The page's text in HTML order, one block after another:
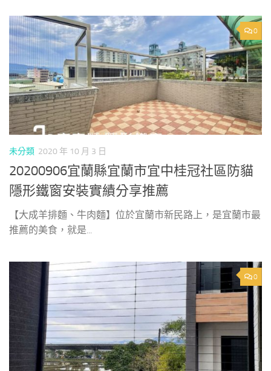
0
未分類 2020 年 10 月 3 日
20200906宜蘭縣宜蘭市宜中桂冠社區防貓
隱形鐵窗安裝實績分享推薦
【大成羊排麵、牛肉麵】位於宜蘭市新民路上，是宜蘭市最
推薦的美食，就是...
0